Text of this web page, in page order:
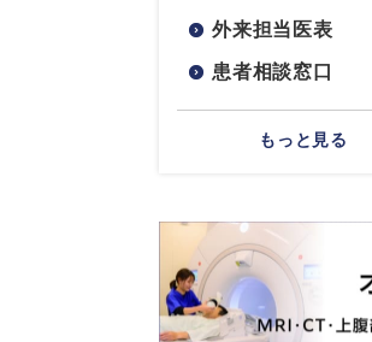
外来担当医表
患者相談窓口
もっと見る